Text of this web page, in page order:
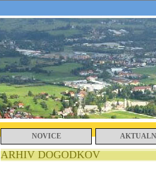
NOVICE
ARHIV DOGODKOV